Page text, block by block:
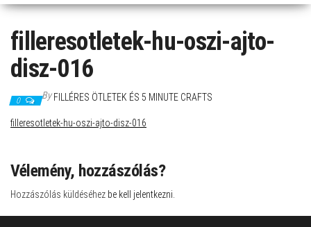
filleresotletek-hu-oszi-ajto-
disz-016
0 By FILLÉRES ÖTLETEK ÉS 5 MINUTE CRAFTS
filleresotletek-hu-oszi-ajto-disz-016
Vélemény, hozzászólás?
Hozzászólás küldéséhez be kell jelentkezni.